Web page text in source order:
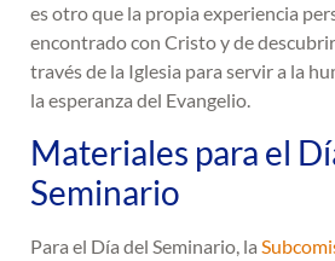
es otro que la propia experiencia
encontrado con Cristo y de
través de la Iglesia para servir a la
la esperanza del Evangelio.
Materiales para el
Seminario
Para el Día del Seminario, la